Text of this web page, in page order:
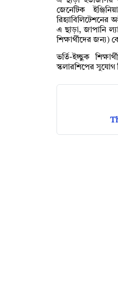
জেনেটিক
রিহ্যাবিলিটেশনের
এ ছাড়া, জাপানি
শিক্ষার্থীদের জন্য)
ভর্তি-ইচ্ছুক
স্কলারশিপের সুযোগ